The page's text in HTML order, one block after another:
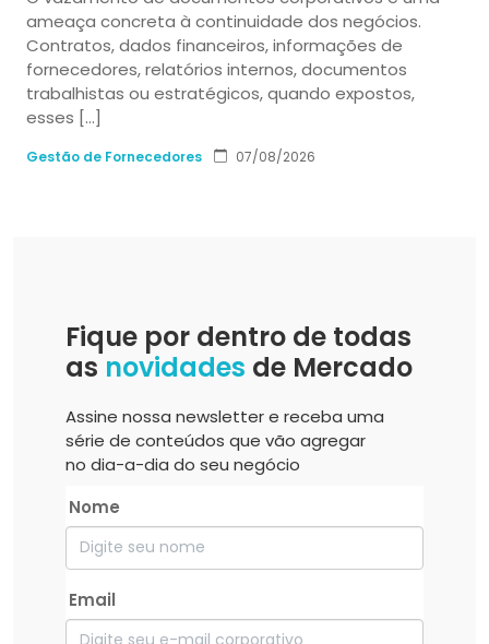
ameaça concreta à continuidade dos negócios.
Contratos, dados financeiros, informações de
fornecedores, relatórios internos, documentos
trabalhistas ou estratégicos, quando expostos,
esses […]
Gestão de Fornecedores 07/08/2026
Fique por dentro de todas
as novidades de Mercado
Assine nossa newsletter e receba uma
série de conteúdos que vão agregar
no dia-a-dia do seu negócio
Nome
Email